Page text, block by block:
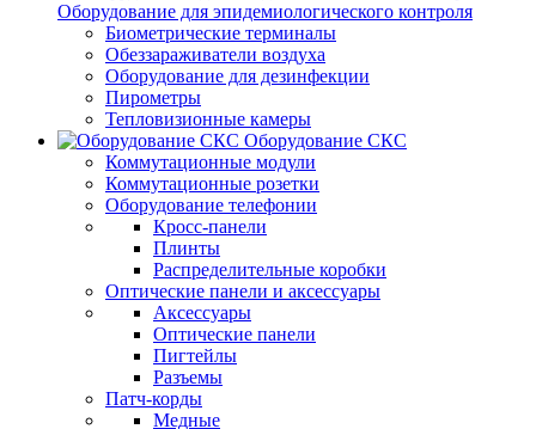
Оборудование для эпидемиологического контроля
Биометрические терминалы
Обеззараживатели воздуха
Оборудование для дезинфекции
Пирометры
Тепловизионные камеры
Оборудование СКС
Коммутационные модули
Коммутационные розетки
Оборудование телефонии
Кросс-панели
Плинты
Распределительные коробки
Оптические панели и аксессуары
Аксессуары
Оптические панели
Пигтейлы
Разъемы
Патч-корды
Медные